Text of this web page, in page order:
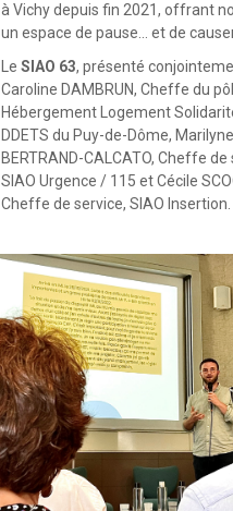
à Vichy depuis fin 2021, offrant
un espace de pause… et de
Le SIAO 63, présenté
Caroline DAMBRUN, Cheffe du
Hébergement Logement
DDETS du Puy-de-Dôme, Marilyne
BERTRAND-CALCATO, Cheffe de
SIAO Urgence / 115 et Cécile
Cheffe de service, SIAO Insertion.